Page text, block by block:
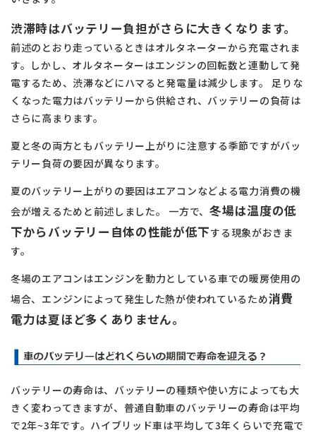
渋滞時はバッテリー負担がさらに大きくなります。
前述のとおり走っているときはオルタネーターから充電されま
す。しかし、オルタネーターはエンジンの回転数と連動して発
電するため、渋滞などにハマると発電量は減少します。 足りな
くなった電力はバッテリーから供給され、バッテリーの負荷は
さらに高まります。
夏と冬の両方ともバッテリー上がりに注意する季節ですがバッ
テリー負荷の要因が異なります。
夏のバッテリー上がりの要因はエアコンなどよる電力消費の機
会が増えるためと前述しました。 一方で、 冬場は温度の低
下からバッテリー自体の性能が低下する現象がおきま
す。
冬場のエアコンはエンジンを動力としている車での暖房使用の
場合、エンジンによって発生した熱が使われているため消費
電力は夏ほど多くありません。
バッテリーの寿命は、バッテリーの種類や使い方によっても大
きく変わってきますが、普通自動車のバッテリーの寿命は平均
で2年~3年です。ハイブリッド車は平均して3年くらいで充電で